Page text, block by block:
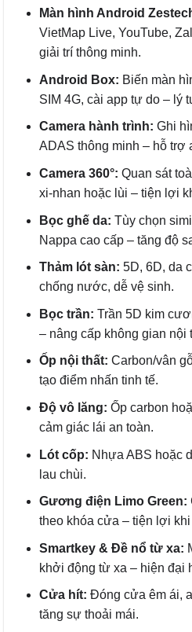
Màn hình Android
VietMap Live, YouTube,
giải trí thông minh.
Android Box: Biến màn
SIM 4G, cài app tự do – lý
Camera hành trình: Ghi
ADAS thông minh – hỗ trợ
Camera 360°: Quan sát
xi-nhan hoặc lùi – tiện lợi
Bọc ghế da: Tùy chọn
Nappa cao cấp – tăng độ
Thảm lót sàn: 5D, 6D, da
chống nước, dễ vệ sinh.
Bọc trần: Trần 5D kim
– nâng cấp không gian nội
Ốp nội thất: Carbon/vân
tạo điểm nhấn tinh tế.
Độ vô lăng: Ốp carbon
cảm giác lái an toàn.
Lót cốp: Nhựa ABS hoặc
lau chùi.
Gương điện Limo Green:
theo khóa cửa – tiện lợi khi
Smartkey & Đề nổ từ xa:
khởi động từ xa – hiện đại
Cửa hít: Đóng cửa êm ái,
tăng sự thoải mái.